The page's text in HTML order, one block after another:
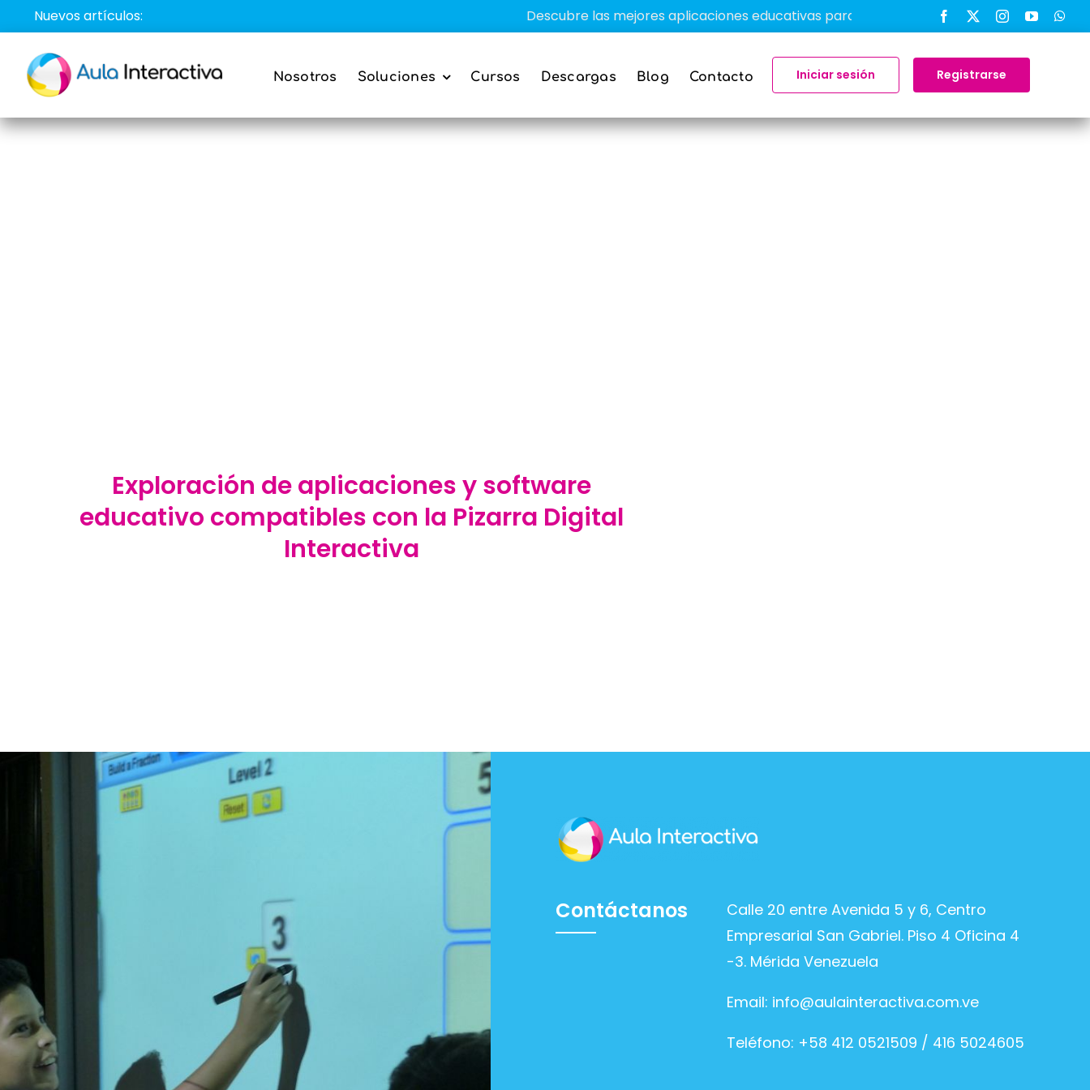
Saltar
al
contenido
Nuevos artículos: Descubre las mejores aplicaciones educativas para transformar el aprendizaje en el aula
Nosotros Soluciones Cursos Descargas Blog Contacto Iniciar sesión Registrarse
Exploración de aplicaciones y software
educativo compatibles con la Pizarra Digital
Interactiva
Contáctanos
Calle 20 entre Avenida 5 y 6, Centro
Empresarial San Gabriel. Piso 4 Oficina 4
-3. Mérida Venezuela
Email: info@aulainteractiva.com.ve
Teléfono: +58 412 0521509 / 416 5024605